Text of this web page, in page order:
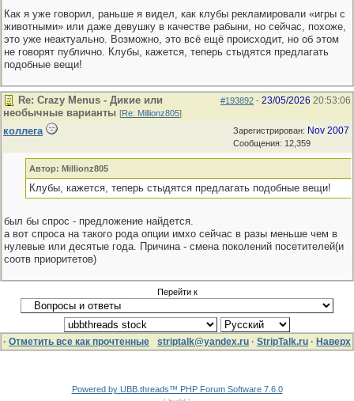
Как я уже говорил, раньше я видел, как клубы рекламировали «игры с
животными» или даже девушку в качестве рабыни, но сейчас, похоже,
это уже неактуально. Возможно, это всё ещё происходит, но об этом
не говорят публично. Клубы, кажется, теперь стыдятся предлагать
подобные вещи!
#193892 - 23/05/2026 20:53:06
Re: Crazy Menus - Дикие или
необычные варианты [Re: Millionz805]
Зарегистрирован: Nov 2007
Сообщения: 12,359
коллега
Автор: Millionz805
Клубы, кажется, теперь стыдятся предлагать подобные вещи!
был бы спрос - предложение найдется.
а вот спроса на такого рода опции имхо сейчас в разы меньше чем в
нулевые или десятые года. Причина - смена поколений посетителей(и
соотв приоритетов)
Перейти к
· Отметить все как прочтенные striptalk@yandex.ru · StripTalk.ru · Наверх
Powered by UBB.threads™ PHP Forum Software 7.6.0